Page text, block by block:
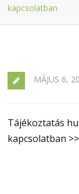
kapcsolatban
MÁJUS 6,
Tájékoztatás
kapcsolatban >>